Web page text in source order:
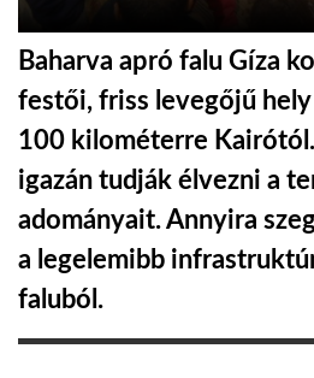
HÍR3D
TROPICALMAGAZIN
Baharva apró falu Gíza
festői, friss levegőjű
100 kilométerre
igazán tudják élvezni a
adományait. Annyira
a legelemibb
faluból.